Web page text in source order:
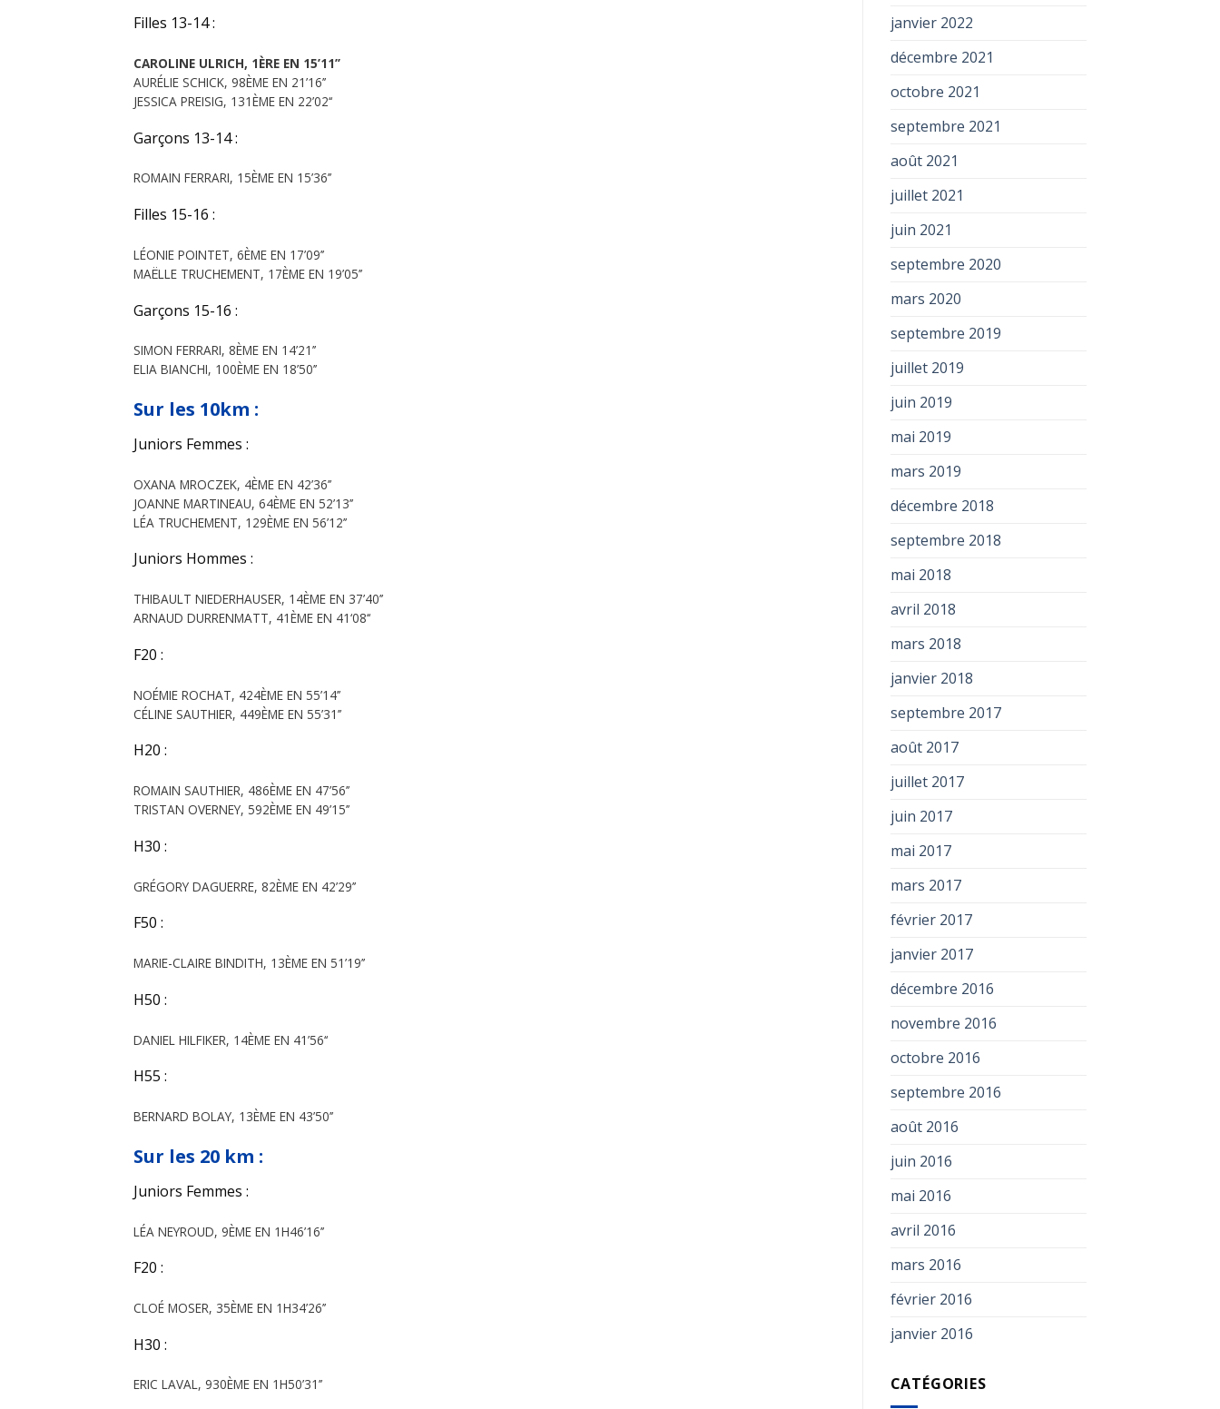
Filles 13-14 :
CAROLINE ULRICH, 1ÈRE EN 15’11’’
AURÉLIE SCHICK, 98ÈME EN 21’16’’
JESSICA PREISIG, 131ÈME EN 22’02‘‘
Garçons 13-14 :
ROMAIN FERRARI, 15ÈME EN 15’36’’
Filles 15-16 :
LÉONIE POINTET, 6ÈME EN 17’09’’
MAËLLE TRUCHEMENT, 17ÈME EN 19’05’’
Garçons 15-16 :
SIMON FERRARI, 8ÈME EN 14’21’’
ELIA BIANCHI, 100ÈME EN 18’50’’
Sur les 10km :
Juniors Femmes :
OXANA MROCZEK, 4ÈME EN 42’36’’
JOANNE MARTINEAU, 64ÈME EN 52’13’’
LÉA TRUCHEMENT, 129ÈME EN 56’12’’
Juniors Hommes :
THIBAULT NIEDERHAUSER, 14ÈME EN 37’40’’
ARNAUD DURRENMATT, 41ÈME EN 41‘08‘‘
F20 :
NOÉMIE ROCHAT, 424ÈME EN 55’14’’
CÉLINE SAUTHIER, 449ÈME EN 55’31’’
H20 :
ROMAIN SAUTHIER, 486ÈME EN 47’56’’
TRISTAN OVERNEY, 592ÈME EN 49’15’’
H30 :
GRÉGORY DAGUERRE, 82ÈME EN 42’29’’
F50 :
MARIE-CLAIRE BINDITH, 13ÈME EN 51’19’’
H50 :
DANIEL HILFIKER, 14ÈME EN 41’56‘‘
H55 :
BERNARD BOLAY, 13ÈME EN 43’50’’
Sur les 20 km :
Juniors Femmes :
LÉA NEYROUD, 9ÈME EN 1H46’16’’
F20 :
CLOÉ MOSER, 35ÈME EN 1H34’26’’
H30 :
ERIC LAVAL, 930ÈME EN 1H50’31’’
janvier 2022
décembre 2021
octobre 2021
septembre 2021
août 2021
juillet 2021
juin 2021
septembre 2020
mars 2020
septembre 2019
juillet 2019
juin 2019
mai 2019
mars 2019
décembre 2018
septembre 2018
mai 2018
avril 2018
mars 2018
janvier 2018
septembre 2017
août 2017
juillet 2017
juin 2017
mai 2017
mars 2017
février 2017
janvier 2017
décembre 2016
novembre 2016
octobre 2016
septembre 2016
août 2016
juin 2016
mai 2016
avril 2016
mars 2016
février 2016
janvier 2016
CATÉGORIES